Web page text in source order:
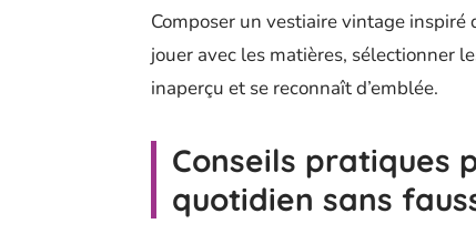
Composer un vestiaire vintage inspiré
jouer avec les matières, sélectionner
inaperçu et se reconnaît d’emblée.
Conseils pratiques
quotidien sans